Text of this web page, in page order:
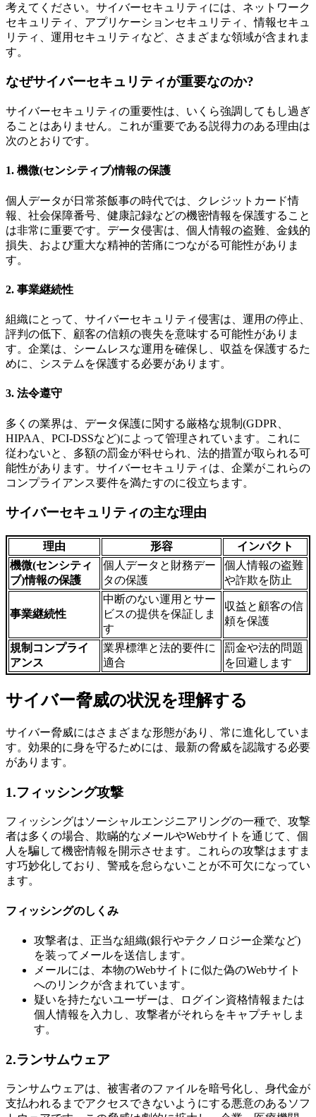
考えてください。サイバーセキュリティには、ネットワーク
セキュリティ、アプリケーションセキュリティ、情報セキュ
リティ、運用セキュリティなど、さまざまな領域が含まれま
す。
なぜサイバーセキュリティが重要なのか?
サイバーセキュリティの重要性は、いくら強調してもし過ぎ
ることはありません。これが重要である説得力のある理由は
次のとおりです。
1. 機微(センシティブ)情報の保護
個人データが日常茶飯事の時代では、クレジットカード情
報、社会保障番号、健康記録などの機密情報を保護すること
は非常に重要です。データ侵害は、個人情報の盗難、金銭的
損失、および重大な精神的苦痛につながる可能性がありま
す。
2. 事業継続性
組織にとって、サイバーセキュリティ侵害は、運用の停止、
評判の低下、顧客の信頼の喪失を意味する可能性がありま
す。企業は、シームレスな運用を確保し、収益を保護するた
めに、システムを保護する必要があります。
3. 法令遵守
多くの業界は、データ保護に関する厳格な規制(GDPR、
HIPAA、PCI-DSSなど)によって管理されています。これに
従わないと、多額の罰金が科せられ、法的措置が取られる可
能性があります。サイバーセキュリティは、企業がこれらの
コンプライアンス要件を満たすのに役立ちます。
サイバーセキュリティの主な理由
理由 形容
インパクト
機微(センシティ
ブ)情報の保護
個人データと財務デー
タの保護
個人情報の盗難
や詐欺を防止
事業継続性
中断のない運用とサー
ビスの提供を保証しま
す
収益と顧客の信
頼を保護
規制コンプライ
アンス
業界標準と法的要件に
適合
罰金や法的問題
を回避します
サイバー脅威の状況を理解する
サイバー脅威にはさまざまな形態があり、常に進化していま
す。効果的に身を守るためには、最新の脅威を認識する必要
があります。
1.フィッシング攻撃
フィッシングはソーシャルエンジニアリングの一種で、攻撃
者は多くの場合、欺瞞的なメールやWebサイトを通じて、個
人を騙して機密情報を開示させます。これらの攻撃はますま
す巧妙化しており、警戒を怠らないことが不可欠になってい
ます。
フィッシングのしくみ
攻撃者は、正当な組織(銀行やテクノロジー企業など)
を装ってメールを送信します。
メールには、本物のWebサイトに似た偽のWebサイト
へのリンクが含まれています。
疑いを持たないユーザーは、ログイン資格情報または
個人情報を入力し、攻撃者がそれらをキャプチャしま
す。
2.ランサムウェア
ランサムウェアは、被害者のファイルを暗号化し、身代金が
支払われるまでアクセスできないようにする悪意のあるソフ